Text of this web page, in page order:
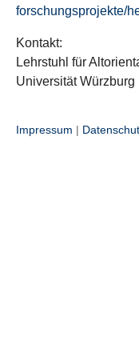
forschungsprojekte/
Kontakt:
Lehrstuhl für
Universität Würzburg
Impressum |